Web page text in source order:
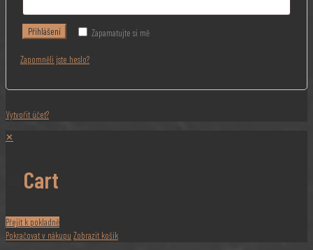
Zapamatujte si mě
Přihlášení
Zapomněli jste heslo?
Vytvořit účet?
✕
Cart
Přejít k pokladně
Pokračovat v nákupu Zobrazit košík